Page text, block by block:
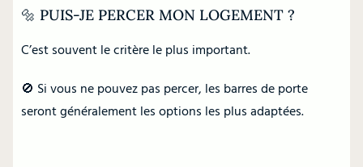
🔩 PUIS-JE PERCER MON LOGEMENT ?
C’est souvent le critère le plus important.
🚫 Si vous ne pouvez pas percer, les barres de porte
seront généralement les options les plus adaptées.